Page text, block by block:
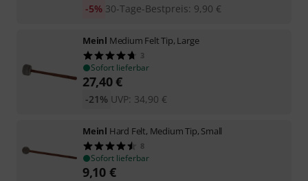
30-Tage-Bestpreis: 9,90 €
-5%
Meinl Medium Felt Tip, Large
3
Sofort lieferbar
27,40€
UVP: 34,90 €
-21%
Meinl Hard Felt, Medium Tip, Small
8
Sofort lieferbar
9,10 €